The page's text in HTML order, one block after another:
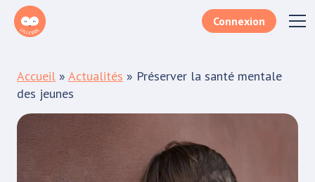
Connexion
Accueil » Actualités » Préserver la santé mentale
des jeunes
Remplissez le formulaire lorem ipsum dolor sit
amet, consectetur adipiscing elit aenean
sodales porttitor.
Votre e-mail*